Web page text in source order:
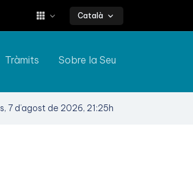
Català
Tràmits Sobre la Seu
7 d’agost de 2026, 21:25h